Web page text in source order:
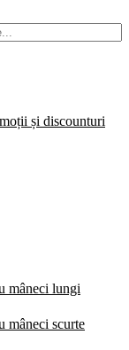
și discounturi
mâneci lungi
mâneci scurte